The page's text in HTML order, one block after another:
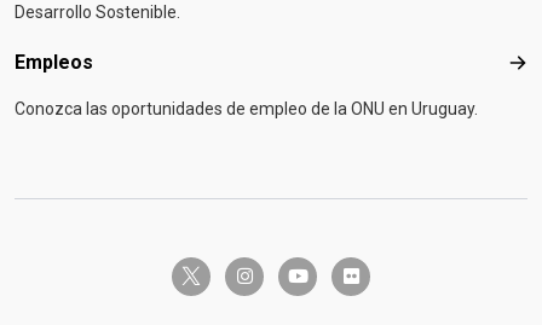
Desarrollo Sostenible.
Empleos
Conozca las oportunidades de empleo de la ONU en Uruguay.
twitter-x instagramyoutube flickr